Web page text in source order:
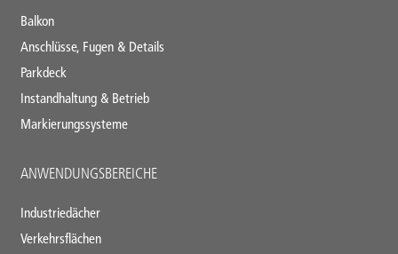
Balkon
Anschlüsse, Fugen & Details
Parkdeck
Instandhaltung & Betrieb
Markierungssysteme
ANWENDUNGSBEREICHE
Industriedächer
Verkehrsflächen